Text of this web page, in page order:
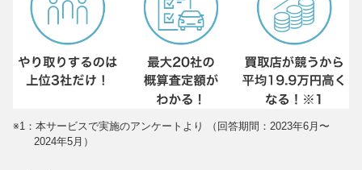
※1：本サービスで実施のアンケートより （回答期間：2023年6月〜
2024年5月）